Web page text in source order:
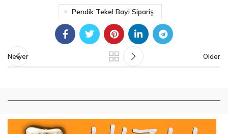
Pendik Tekel Bayi Sipariş
Newer Older